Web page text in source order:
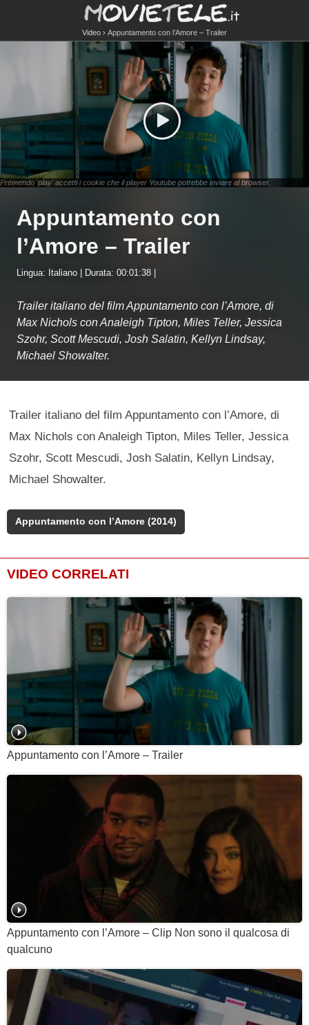
Video Appuntamento con l’Amore – Trailer
Premendo 'play' accetti i cookie che il player Youtube potrebbe inviare al browser.
Appuntamento con
l’Amore – Trailer
Lingua: Italiano | Durata: 00:01:38 |
Trailer italiano del film Appuntamento con l’Amore, di
Max Nichols con Analeigh Tipton, Miles Teller, Jessica
Szohr, Scott Mescudi, Josh Salatin, Kellyn Lindsay,
Michael Showalter.
Trailer italiano del film Appuntamento con l’Amore, di
Max Nichols con Analeigh Tipton, Miles Teller, Jessica
Szohr, Scott Mescudi, Josh Salatin, Kellyn Lindsay,
Michael Showalter.
Appuntamento con l’Amore (2014)
VIDEO CORRELATI
Appuntamento con l’Amore – Trailer
Appuntamento con l’Amore – Clip Non sono il qualcosa di
qualcuno